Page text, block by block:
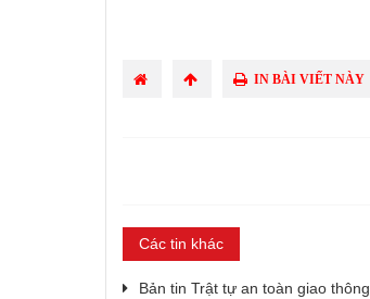
IN BÀI VIẾT NÀY
Các tin khác
Bản tin Trật tự an toàn giao thông